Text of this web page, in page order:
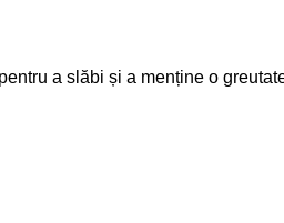
a slăbi și a menține o